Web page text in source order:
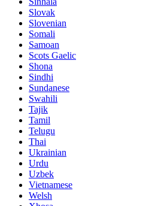
Slovak
Slovenian
Somali
Samoan
Scots Gaelic
Shona
Sindhi
Sundanese
Swahili
Tajik
Tamil
Telugu
Thai
Ukrainian
Urdu
Uzbek
Vietnamese
Welsh